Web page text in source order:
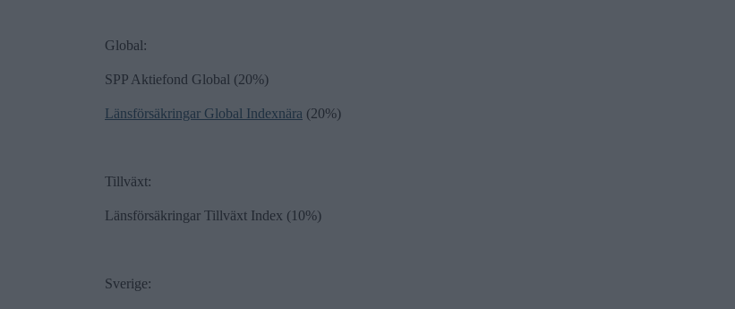
Global:
SPP Aktiefond Global (20%)
Länsförsäkringar Global Indexnära (20%)
Tillväxt:
Länsförsäkringar Tillväxt Index (10%)
Sverige: